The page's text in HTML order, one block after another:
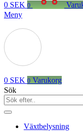
0 SEK 0
Meny
0 SEK 0 Varukorg
Sök
Växtbelysning